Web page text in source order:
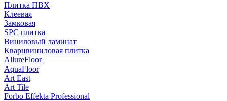
Плитка ПВХ
Клеевая
Замковая
SPC плитка
Виниловый ламинат
Кварцвиниловая плитка
AllureFloor
AquaFloor
Art East
Art Tile
Forbo Effekta Professional